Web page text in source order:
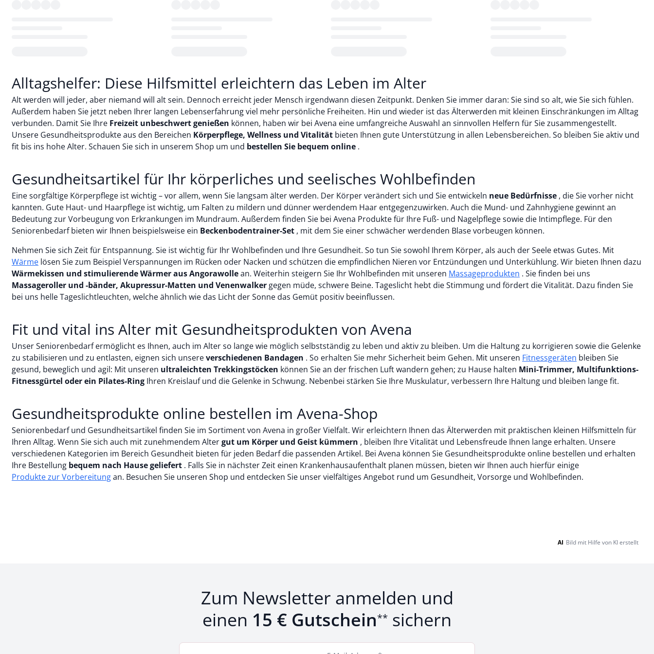
Alltagshelfer: Diese Hilfsmittel erleichtern das Leben im Alter
Alt werden will jeder, aber niemand will alt sein. Dennoch erreicht jeder Mensch irgendwann diesen Zeitpunkt. Denken Sie immer daran: Sie sind so alt, wie Sie sich fühlen.
Außerdem haben Sie jetzt neben Ihrer langen Lebenserfahrung viel mehr persönliche Freiheiten. Hin und wieder ist das Älterwerden mit kleinen Einschränkungen im Alltag
verbunden. Damit Sie Ihre Freizeit unbeschwert genießen können, haben wir bei Avena eine umfangreiche Auswahl an sinnvollen Helfern für Sie zusammengestellt.
Unsere Gesundheitsprodukte aus den Bereichen Körperpflege, Wellness und Vitalität bieten Ihnen gute Unterstützung in allen Lebensbereichen. So bleiben Sie aktiv und
fit bis ins hohe Alter. Schauen Sie sich in unserem Shop um und bestellen Sie bequem online .
Gesundheitsartikel für Ihr körperliches und seelisches Wohlbefinden
Eine sorgfältige Körperpflege ist wichtig – vor allem, wenn Sie langsam älter werden. Der Körper verändert sich und Sie entwickeln neue Bedürfnisse , die Sie vorher nicht
kannten. Gute Haut- und Haarpflege ist wichtig, um Falten zu mildern und dünner werdendem Haar entgegenzuwirken. Auch die Mund- und Zahnhygiene gewinnt an
Bedeutung zur Vorbeugung von Erkrankungen im Mundraum. Außerdem finden Sie bei Avena Produkte für Ihre Fuß- und Nagelpflege sowie die Intimpflege. Für den
Seniorenbedarf bieten wir Ihnen beispielsweise ein Beckenbodentrainer-Set , mit dem Sie einer schwächer werdenden Blase vorbeugen können.
Nehmen Sie sich Zeit für Entspannung. Sie ist wichtig für Ihr Wohlbefinden und Ihre Gesundheit. So tun Sie sowohl Ihrem Körper, als auch der Seele etwas Gutes. Mit
Wärme lösen Sie zum Beispiel Verspannungen im Rücken oder Nacken und schützen die empfindlichen Nieren vor Entzündungen und Unterkühlung. Wir bieten Ihnen dazu
Wärmekissen und stimulierende Wärmer aus Angorawollean. Weiterhin steigern Sie Ihr Wohlbefinden mit unseren Massageprodukten . Sie finden bei uns
Massageroller und -bänder, Akupressur-Matten und Venenwalker gegen müde, schwere Beine. Tageslicht hebt die Stimmung und fördert die Vitalität. Dazu finden Sie
bei uns helle Tageslichtleuchten, welche ähnlich wie das Licht der Sonne das Gemüt positiv beeinflussen.
Fit und vital ins Alter mit Gesundheitsprodukten von Avena
Unser Seniorenbedarf ermöglicht es Ihnen, auch im Alter so lange wie möglich selbstständig zu leben und aktiv zu bleiben. Um die Haltung zu korrigieren sowie die Gelenke
zu stabilisieren und zu entlasten, eignen sich unsereverschiedenen Bandagen . So erhalten Sie mehr Sicherheit beim Gehen. Mit unseren Fitnessgeräten bleiben Sie
gesund, beweglich und agil: Mit unseren ultraleichten Trekkingstöcken können Sie an der frischen Luft wandern gehen; zu Hause halten Mini-Trimmer, Multifunktions-
Fitnessgürtel oder ein Pilates-Ring Ihren Kreislauf und die Gelenke in Schwung. Nebenbei stärken Sie Ihre Muskulatur, verbessern Ihre Haltung und bleiben lange fit.
Gesundheitsprodukte online bestellen im Avena-Shop
Seniorenbedarf und Gesundheitsartikel finden Sie im Sortiment von Avena in großer Vielfalt. Wir erleichtern Ihnen das Älterwerden mit praktischen kleinen Hilfsmitteln für
Ihren Alltag. Wenn Sie sich auch mit zunehmendem Altergut um Körper und Geist kümmern , bleiben Ihre Vitalität und Lebensfreude Ihnen lange erhalten. Unsere
verschiedenen Kategorien im Bereich Gesundheit bieten für jeden Bedarf die passenden Artikel. Bei Avena können Sie Gesundheitsprodukte online bestellen und erhalten
Ihre Bestellung bequem nach Hause geliefert . Falls Sie in nächster Zeit einen Krankenhausaufenthalt planen müssen, bieten wir Ihnen auch hierfür einige
Produkte zur Vorbereitungan. Besuchen Sie unseren Shop und entdecken Sie unser vielfältiges Angebot rund um Gesundheit, Vorsorge und Wohlbefinden.
AI Bild mit Hilfe von KI erstellt
Zum Newsletter anmelden und
einen 15 € Gutschein** sichern